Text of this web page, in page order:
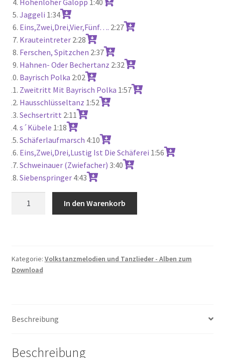
Hohenloher Galopp 1:40
Jaggeli 1:34
Eins,Zwei,Drei,Vier,Fünf…. 2:27
Krauteintreter 2:28
Ferschen, Spitzchen 2:37
Hahnen- Oder Bechertanz 2:32
Bayrisch Polka 2:02
Zweitritt Mit Bayrisch Polka 1:57
Hausschlüsseltanz 1:52
Sechsertritt 2:11
s´Kübele 1:18
Schäferlaufmarsch 4:10
Eins,Zwei,Drei,Lustig Ist Die Schäferei 1:56
Schweinauer (Zwiefacher) 3:40
Siebenspringer 4:43
In den Warenkorb
Kategorie: Volkstanzmelodien und Tanzlieder - Alben zum
Download
Beschreibung
Beschreibung